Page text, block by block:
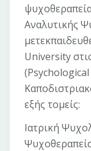
Αναλυτικής
University
εξής τομείς:
Ιατρική